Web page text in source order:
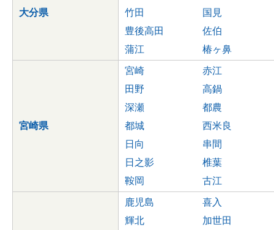
大分県
竹田
国見
豊後高田
佐伯
蒲江
椿ヶ鼻
宮崎県
宮崎
赤江
田野
高鍋
深瀬
都農
都城
西米良
日向
串間
日之影
椎葉
鞍岡
古江
鹿児島
喜入
輝北
加世田